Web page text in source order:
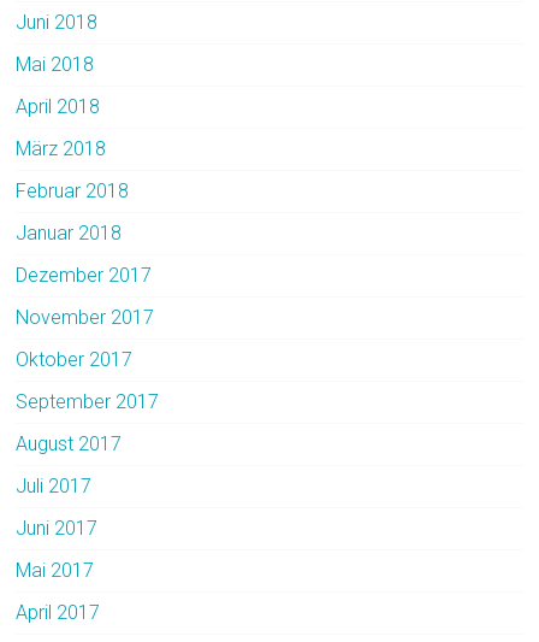
Juni 2018
Mai 2018
April 2018
März 2018
Februar 2018
Januar 2018
Dezember 2017
November 2017
Oktober 2017
September 2017
August 2017
Juli 2017
Juni 2017
Mai 2017
April 2017